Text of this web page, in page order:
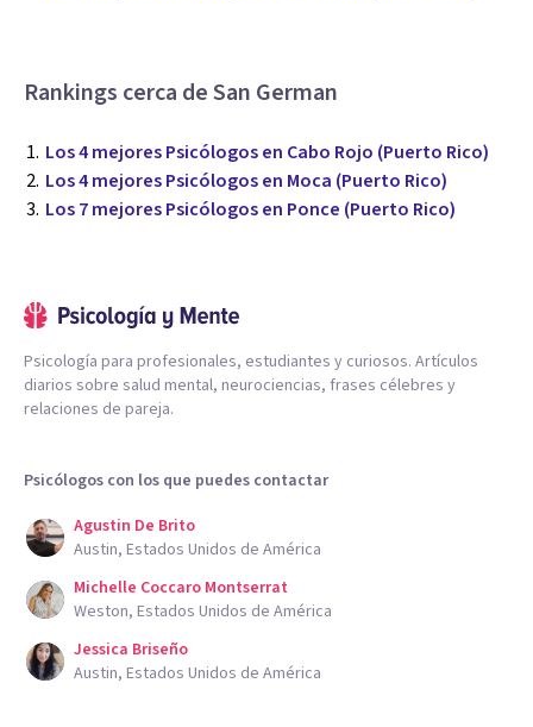
Rankings cerca de San German
Los 4 mejores Psicólogos en Cabo Rojo (Puerto Rico)
Los 4 mejores Psicólogos en Moca (Puerto Rico)
Los 7 mejores Psicólogos en Ponce (Puerto Rico)
Psicología para profesionales, estudiantes y curiosos. Artículos
diarios sobre salud mental, neurociencias, frases célebres y
relaciones de pareja.
Psicólogos con los que puedes contactar
Agustin De Brito
Austin, Estados Unidos de América
Michelle Coccaro Montserrat
Weston, Estados Unidos de América
Jessica Briseño
Austin, Estados Unidos de América